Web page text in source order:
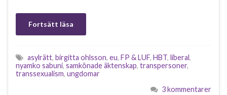
Fortsätt läsa
asylrätt, birgitta ohlsson, eu, FP & LUF, HBT, liberal,
nyamko sabuni, samkönade äktenskap, transpersoner,
transsexualism, ungdomar
3 kommentarer